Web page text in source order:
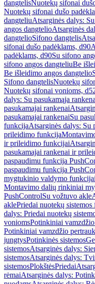
dangtelisNuotekų sifonai
Nuotekų sifonai dušo
dangteliuAtsarginės dalys:
angos dangtelioAtsarginės
dangtelioSifono dangtelis
sifonai dušo padėklams, d90
padėklams, d90Su sifono
sifono angos dangteliuBe
Be išleidimo angos dangtelio
Sifono dangtelisNuotekų
Nuotekų sifonai vonioms,
dalys: Su pasukamąja rankena
pasukamajai rankenai
pasukamajai rankenaiSu
funkcijaAtsarginės dalys: Su
prileidimo funkcija
ir prileidimo funkcijai
pasukamajai rankenai ir
paspaudimu funkcija
paspaudimu funkcija
mygtukinio valdymo
Montavimo dalių rinkiniai
PushControlSu vožtuvo akle
aklePriedai nuotekų
dalys: Priedai nuotekų
voniomsPotinkiniai
Potinkiniai vamzdžio
jungtysPotinkinės sistemos
sistemosAtsarginės dalys:
sistemosAtsarginės dalys:
sistemosPlokštėsPriedai
rėmaiAtsarginės dalys: